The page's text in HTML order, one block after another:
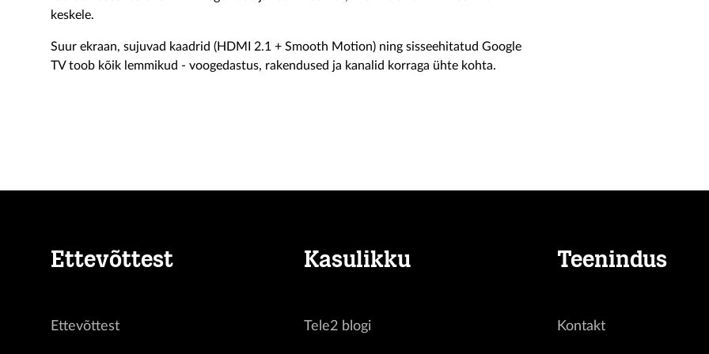
keskele.
Suur ekraan, sujuvad kaadrid (HDMI 2.1 + Smooth Motion) ning sisseehitatud Google
TV toob kõik lemmikud - voogedastus, rakendused ja kanalid korraga ühte kohta.
Ettevõttest
Ettevõttest
Kasulikku
Tele2 blogi
Teenindus
Kontakt